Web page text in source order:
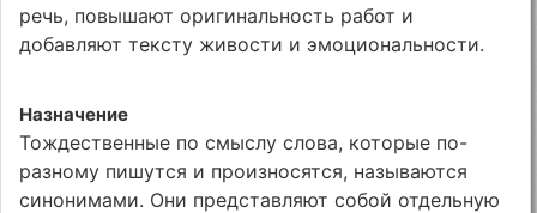
речь, повышают оригинальность работ и
добавляют тексту живости и эмоциональности.
Назначение
Тождественные по смыслу слова, которые по-
разному пишутся и произносятся, называются
синонимами. Они представляют собой отдельную